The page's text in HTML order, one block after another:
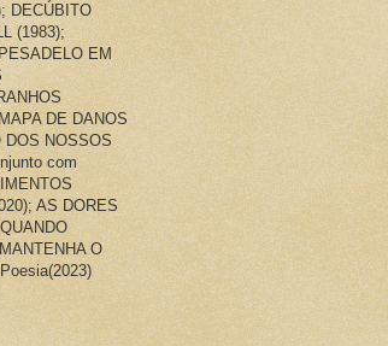
DECÚBITO
(1983);
EM
DE DANOS
DOS NOSSOS
com
AS DORES
O